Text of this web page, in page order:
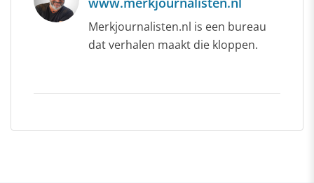
Merkjournalisten.nl is een bureau
dat verhalen maakt die kloppen.